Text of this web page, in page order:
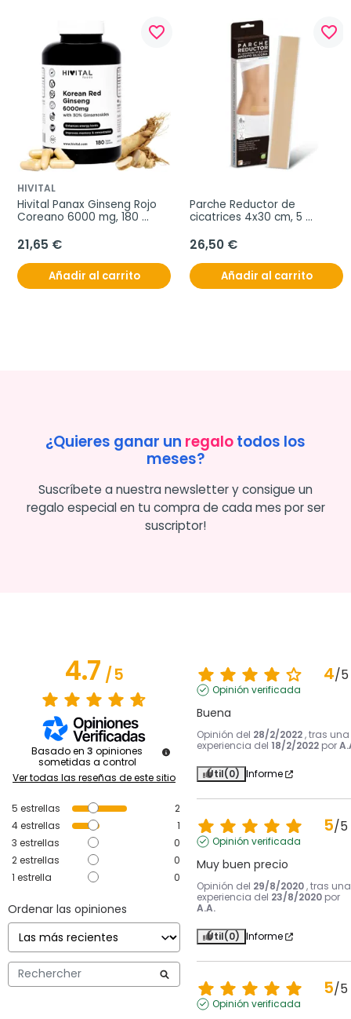
favorite_border
HIVITAL
Hivital Panax Ginseng Rojo
Coreano 6000 mg, 180
21,65 €
Añadir al carrito
favorite_border
Parche Reductor de
cicatrices 4x30 cm, 5
26,50 €
Añadir al carrito
¿Quieres ganar un regalotodos los
meses?
Suscríbete a nuestra newsletter y consigue un
regalo especial en tu compra de cada mes por ser
suscriptor!
4.7/5
Basado en 3 opiniones
sometidas a control
Ver todas las reseñas de este sitio
5 estrellas
2
4estrellas
1
3 estrellas
0
2estrellas
0
1 estrella 0
Ordenar las opiniones
4/5
Opinión verificada
Buena
Opinión del 28/2/2022 , tras una
experiencia del 18/2/2022 por
Útil(0) Informe
5/5
Opinión verificada
Muy buen precio
Opinión del 29/8/2020 , tras una
experiencia del 23/8/2020 por
A.A.
Útil(0) Informe
5/5
Opinión verificada